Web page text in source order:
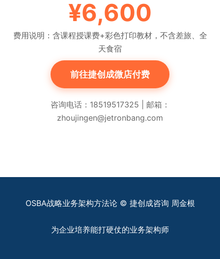
¥6,600
费用说明：含课程授课费+彩色打印教材，不含差旅、全
天食宿
前往捷创成微店付费
咨询电话：18519517325 | 邮箱：
zhoujingen@jetronbang.com
OSBA战略业务架构方法论 © 捷创成咨询 周金根
为企业培养能打硬仗的业务架构师